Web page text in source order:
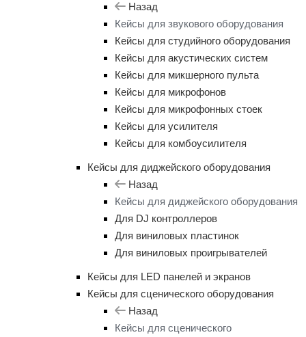
Назад
Кейсы для звукового оборудования
Кейсы для студийного оборудования
Кейсы для акустических систем
Кейсы для микшерного пульта
Кейсы для микрофонов
Кейсы для микрофонных стоек
Кейсы для усилителя
Кейсы для комбоусилителя
Кейсы для диджейского оборудования
Назад
Кейсы для диджейского оборудования
Для DJ контроллеров
Для виниловых пластинок
Для виниловых проигрывателей
Кейсы для LED панелей и экранов
Кейсы для сценического оборудования
Назад
Кейсы для сценического